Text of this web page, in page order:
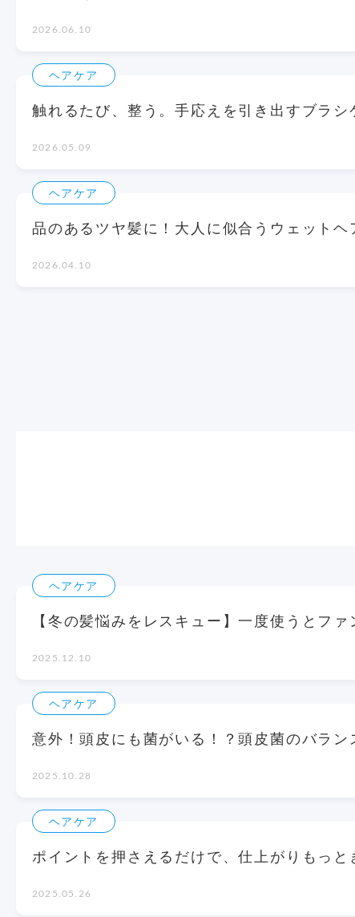
2026.06.10
ヘアケア
触れるたび、整う。手応えを引き出すブラシ
2026.05.09
ヘアケア
品のあるツヤ髪に！大人に似合うウェットヘ
2026.04.10
ヘアケア
【冬の髪悩みをレスキュー】一度使うとフ
2025.12.10
ヘアケア
意外！頭皮にも菌がいる！？頭皮菌のバラン
2025.10.28
ヘアケア
ポイントを押さえるだけで、仕上がりもっ
2025.05.26